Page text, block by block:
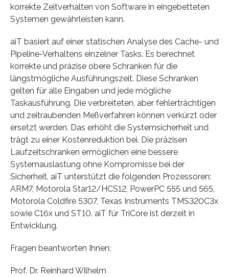
korrekte Zeitverhalten von Software in eingebetteten
Systemen gewährleisten kann.
aiT basiert auf einer statischen Analyse des Cache- und
Pipeline-Verhaltens einzelner Tasks. Es berechnet
korrekte und präzise obere Schranken für die
längstmögliche Ausführungszeit. Diese Schranken
gelten für alle Eingaben und jede mögliche
Taskausführung. Die verbreiteten, aber fehlerträchtigen
und zeitraubenden Meßverfahren können verkürzt oder
ersetzt werden. Das erhöht die Systemsicherheit und
trägt zu einer Kostenreduktion bei. Die präzisen
Laufzeitschranken ermöglichen eine bessere
Systemauslastung ohne Kompromisse bei der
Sicherheit. aiT unterstützt die folgenden Prozessoren:
ARM7, Motorola Star12/HCS12, PowerPC 555 und 565,
Motorola Coldfire 5307, Texas Instruments TMS320C3x
sowie C16x und ST10. aiT für TriCore ist derzeit in
Entwicklung.
Fragen beantworten Ihnen:
Prof. Dr. Reinhard Wilhelm